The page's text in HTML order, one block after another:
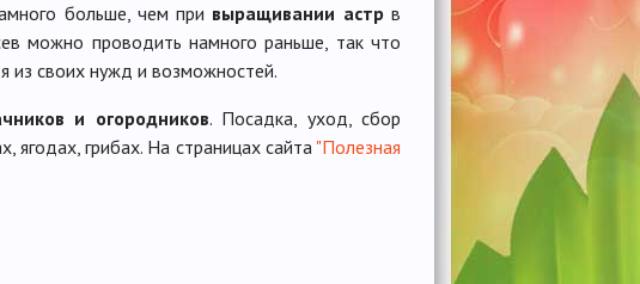
больше, чем при выращивании астрв
можно проводить намного раньше, так что
из своих нужд и возможностей.
и огородников. Посадка, уход, сбор
грибах. На страницах сайта"Полезная